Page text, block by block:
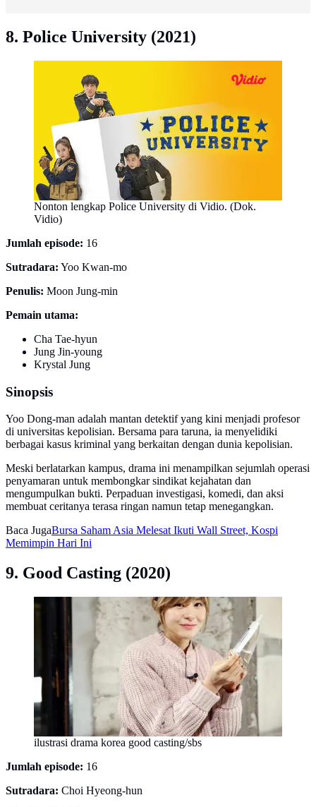
8. Police University (2021)
Nonton lengkap Police University di Vidio. (Dok.
Vidio)
Jumlah episode: 16
Sutradara: Yoo Kwan-mo
Penulis: Moon Jung-min
Pemain utama:
Cha Tae-hyun
Jung Jin-young
Krystal Jung
Sinopsis
Yoo Dong-man adalah mantan detektif yang kini menjadi profesor
di universitas kepolisian. Bersama para taruna, ia menyelidiki
berbagai kasus kriminal yang berkaitan dengan dunia kepolisian.
Meski berlatarkan kampus, drama ini menampilkan sejumlah operasi
penyamaran untuk membongkar sindikat kejahatan dan
mengumpulkan bukti. Perpaduan investigasi, komedi, dan aksi
membuat ceritanya terasa ringan namun tetap menegangkan.
Baca JugaBursa Saham Asia Melesat Ikuti Wall Street, Kospi
Memimpin Hari Ini
9. Good Casting (2020)
ilustrasi drama korea good casting/sbs
Jumlah episode: 16
Sutradara: Choi Hyeong-hun